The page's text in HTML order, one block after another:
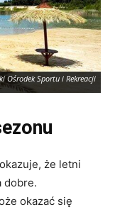
Ośrodek Sportu i Rekreacji
że letni
dobre.
okazać się